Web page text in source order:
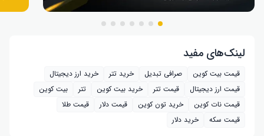
لینک‌های مفید
قیمت بیت کوین صرافی تبدیل خرید تتر
خرید ارز دیجیتال
قیمت ارز دیجیتال
قیمت تتر خرید بیت‌ کوین تتر
بیت کوین
قیمت نات کوین
خرید تون کوین قیمت دلار
قیمت طلا
قیمت سکه
خرید دلار